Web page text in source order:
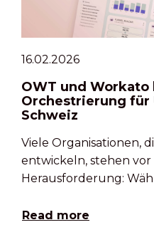
16.02.2026
OWT und Workato
Orchestrierung für
Schweiz
Viele Organisationen,
entwickeln, stehen
Herausforderung:
Read more